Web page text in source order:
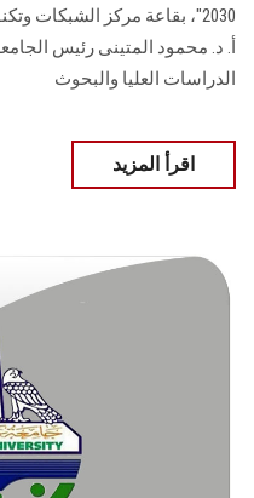
2030"، بقاعة مركز الشبكات
أ. د. محمود المتينى رئيس
الدراسات العليا والبحوث
اقرأ المزيد